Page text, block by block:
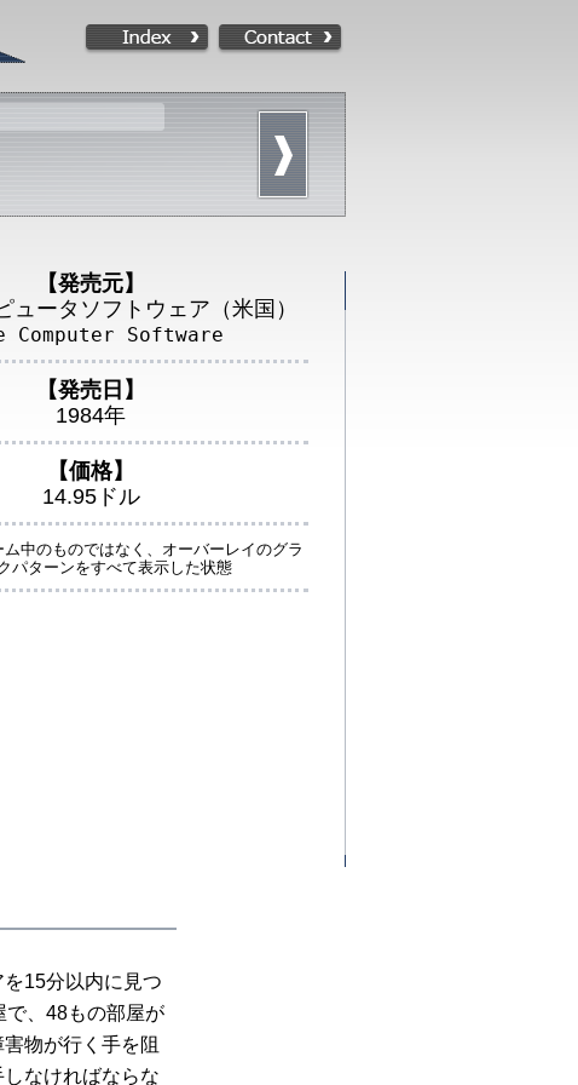
【発売元】
ュータソフトウェア（米国）
Computer Software
【発売日】
1984年
【価格】
14.95ドル
中のものではなく、オーバーレイのグラ
パターンをすべて表示した状態
15分以内に見つ
で、48もの部屋が
物が行く手を阻
なければならな